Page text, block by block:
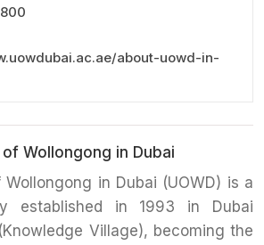
about-uowd-in-
Wollongong in Dubai
in Dubai (UOWD) is a
established in 1993 in Dubai
Village), becoming the